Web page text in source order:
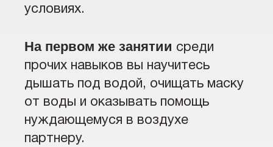
условиях.
На первом же занятии среди
прочих навыков вы научитесь
дышать под водой, очищать маску
от воды и оказывать помощь
нуждающемуся в воздухе
партнеру.